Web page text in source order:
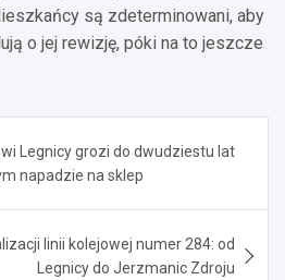
są zdeterminowani, aby
o jej rewizję, póki na to jeszcze
Legnicy grozi do dwudziestu lat
napadzie na sklep
linii kolejowej numer 284: od
Legnicy do Jerzmanic Zdroju